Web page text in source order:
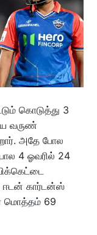
கொடுத்து 3
வருண்
அதே போல
4 ஓவரில் 24
ஈடன் கார்டன்ஸ்
மொத்தம் 69